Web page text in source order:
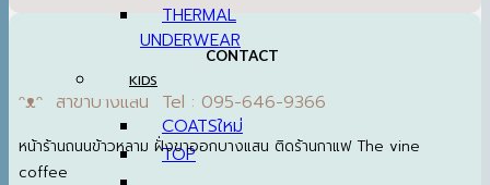
THERMAL
UNDERWEAR
KIDS
COATS
TOP
CONTACT
ᵔᴥᵔ สาขาบางแสน Tel : 095-646-9366
หน้าร้านถนนข้าวหลาม ฝั่งขาออกบางแสน ติดร้านกาแฟ The vine
coffee